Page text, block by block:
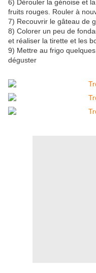
6) Dérouler la génoise et
fruits rouges. Rouler à
7) Recouvrir le gâteau de
8) Colorer un peu de
et réaliser la tirette et les
9) Mettre au frigo
déguster